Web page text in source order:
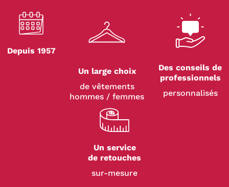
Depuis 1957
Un large choix
de vêtements
hommes / femmes
Des conseils de
professionnels
personnalisés
Un service
de retouches
sur-mesure